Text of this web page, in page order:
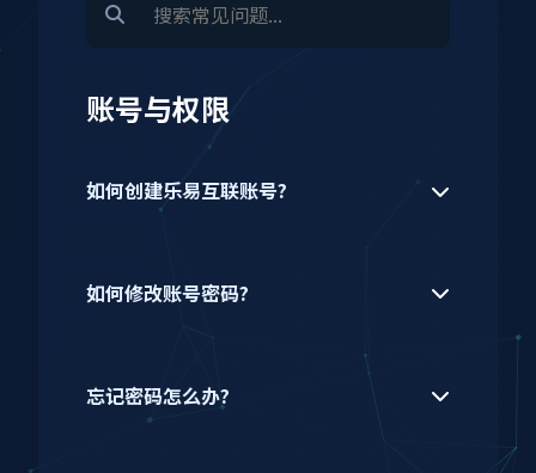
账号与权限
如何创建乐易互联账号?
如何修改账号密码?
忘记密码怎么办?